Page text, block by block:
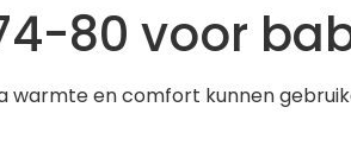
80 voor
warmte en comfort kunnen